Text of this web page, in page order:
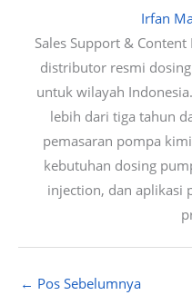
Irfan
Sales Support & Content
distributor resmi
untuk wilayah
lebih dari tiga tahun
pemasaran pompa
kebutuhan dosing
injection, dan aplikasi
← Pos Sebelumnya